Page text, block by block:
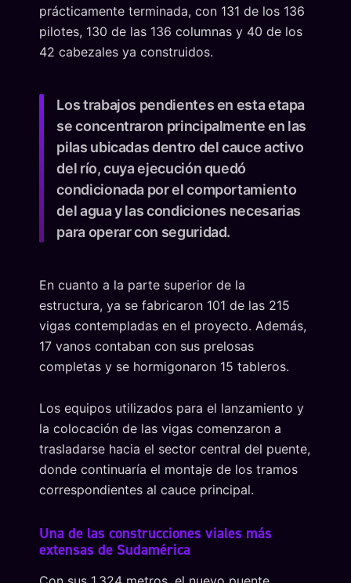
prácticamente terminada, con 131 de los 136
pilotes, 130 de las 136 columnas y 40 de los
42 cabezales ya construidos.
Los trabajos pendientes en esta etapa
se concentraron principalmente en las
pilas ubicadas dentro del cauce activo
del río, cuya ejecución quedó
condicionada por el comportamiento
del agua y las condiciones necesarias
para operar con seguridad.
En cuanto a la parte superior de la
estructura, ya se fabricaron 101 de las 215
vigas contempladas en el proyecto. Además,
17 vanos contaban con sus prelosas
completas y se hormigonaron 15 tableros.
Los equipos utilizados para el lanzamiento y
la colocación de las vigas comenzaron a
trasladarse hacia el sector central del puente,
donde continuaría el montaje de los tramos
correspondientes al cauce principal.
Una de las construcciones viales más
extensas de Sudamérica